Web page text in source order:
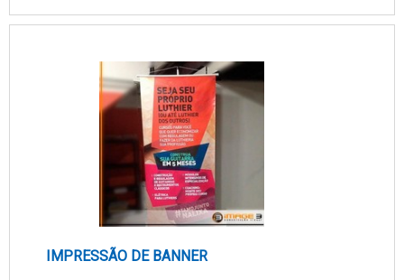
esteja funcionando bem, sem causar muito
podem trazer muitos benefícios, além de
economi....
IMPRESSÃO DE BANNER